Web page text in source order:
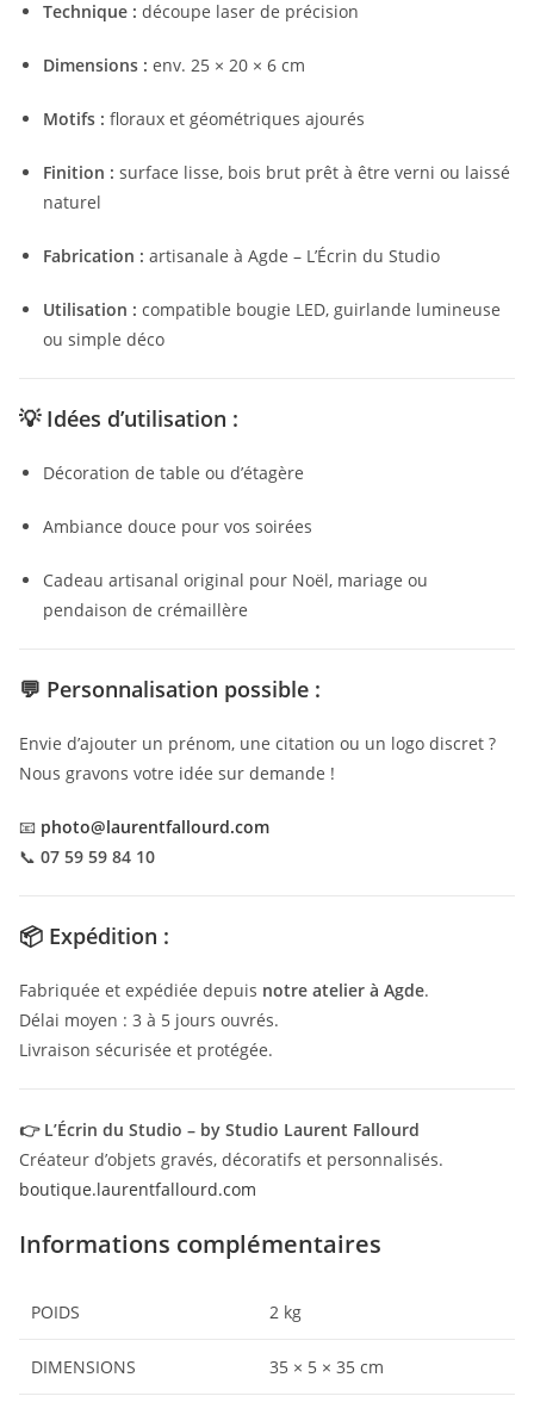
Technique : découpe laser de précision
Dimensions : env. 25 × 20 × 6 cm
Motifs : floraux et géométriques ajourés
Finition : surface lisse, bois brut prêt à être verni ou laissé
naturel
Fabrication : artisanale à Agde – L’Écrin du Studio
Utilisation : compatible bougie LED, guirlande lumineuse
ou simple déco
💡 Idées d’utilisation :
Décoration de table ou d’étagère
Ambiance douce pour vos soirées
Cadeau artisanal original pour Noël, mariage ou
pendaison de crémaillère
💬 Personnalisation possible :
Envie d’ajouter un prénom, une citation ou un logo discret ?
Nous gravons votre idée sur demande !
📧 photo@laurentfallourd.com
📞 07 59 59 84 10
📦 Expédition :
Fabriquée et expédiée depuis notre atelier à Agde.
Délai moyen : 3 à 5 jours ouvrés.
Livraison sécurisée et protégée.
👉 L’Écrin du Studio – by Studio Laurent Fallourd
Créateur d’objets gravés, décoratifs et personnalisés.
boutique.laurentfallourd.com
Informations complémentaires
POIDS 2 kg
DIMENSIONS 35 × 5 × 35 cm